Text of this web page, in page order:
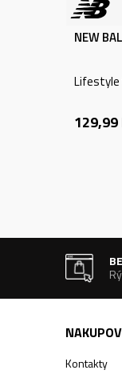
NEW
Lifestyle
129,99
Kontakty